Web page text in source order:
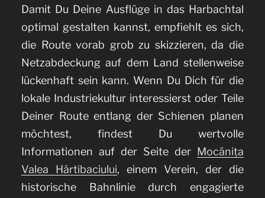
Damit Du Deine Ausflüge in das Harbachtal
optimal gestalten kannst, empfiehlt es sich,
die Route vorab grob zu skizzieren, da die
Netzabdeckung auf dem Land stellenweise
lückenhaft sein kann. Wenn Du Dich für die
lokale Industriekultur interessierst oder Teile
Deiner Route entlang der Schienen planen
möchtest, findest Du wertvolle
Informationen auf der Seite der Mocănița
Valea Hârtibaciului, einem Verein, der die
historische Bahnlinie durch engagierte